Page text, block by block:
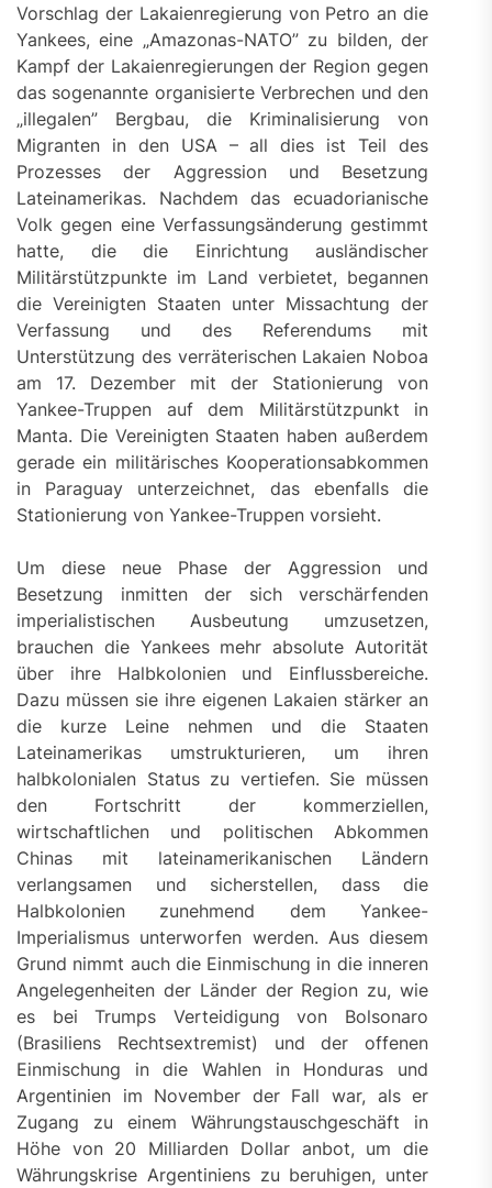
Vorschlag der Lakaienregierung von Petro an die
Yankees, eine „Amazonas-NATO” zu bilden, der
Kampf der Lakaienregierungen der Region gegen
das sogenannte organisierte Verbrechen und den
„illegalen” Bergbau, die Kriminalisierung von
Migranten in den USA – all dies ist Teil des
Prozesses der Aggression und Besetzung
Lateinamerikas. Nachdem das ecuadorianische
Volk gegen eine Verfassungsänderung gestimmt
hatte, die die Einrichtung ausländischer
Militärstützpunkte im Land verbietet, begannen
die Vereinigten Staaten unter Missachtung der
Verfassung und des Referendums mit
Unterstützung des verräterischen Lakaien Noboa
am 17. Dezember mit der Stationierung von
Yankee-Truppen auf dem Militärstützpunkt in
Manta. Die Vereinigten Staaten haben außerdem
gerade ein militärisches Kooperationsabkommen
in Paraguay unterzeichnet, das ebenfalls die
Stationierung von Yankee-Truppen vorsieht.
Um diese neue Phase der Aggression und
Besetzung inmitten der sich verschärfenden
imperialistischen Ausbeutung umzusetzen,
brauchen die Yankees mehr absolute Autorität
über ihre Halbkolonien und Einflussbereiche.
Dazu müssen sie ihre eigenen Lakaien stärker an
die kurze Leine nehmen und die Staaten
Lateinamerikas umstrukturieren, um ihren
halbkolonialen Status zu vertiefen. Sie müssen
den Fortschritt der kommerziellen,
wirtschaftlichen und politischen Abkommen
Chinas mit lateinamerikanischen Ländern
verlangsamen und sicherstellen, dass die
Halbkolonien zunehmend dem Yankee-
Imperialismus unterworfen werden. Aus diesem
Grund nimmt auch die Einmischung in die inneren
Angelegenheiten der Länder der Region zu, wie
es bei Trumps Verteidigung von Bolsonaro
(Brasiliens Rechtsextremist) und der offenen
Einmischung in die Wahlen in Honduras und
Argentinien im November der Fall war, als er
Zugang zu einem Währungstauschgeschäft in
Höhe von 20 Milliarden Dollar anbot, um die
Währungskrise Argentiniens zu beruhigen, unter